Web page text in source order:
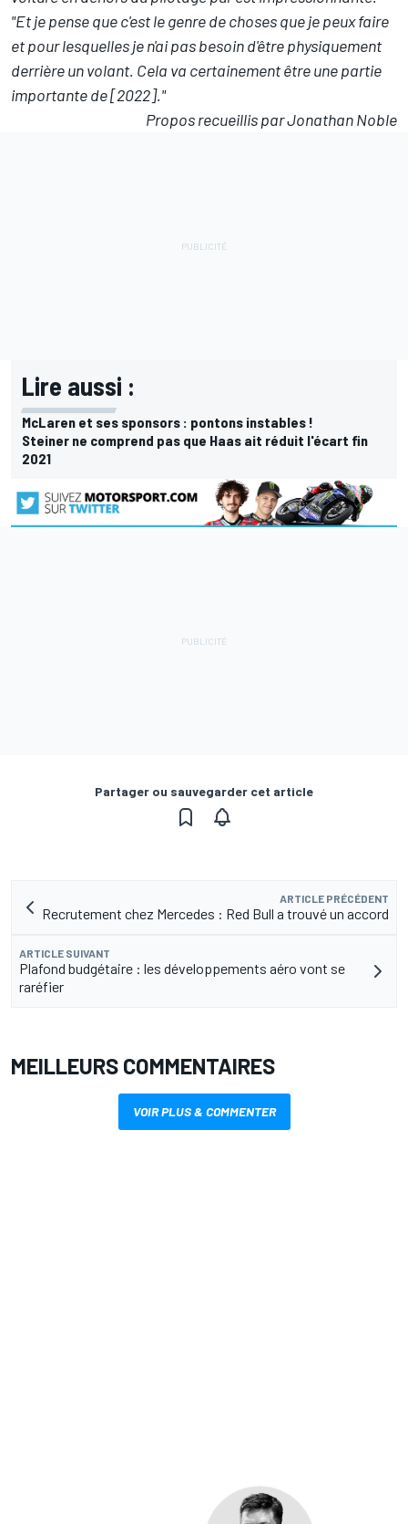
"Et je pense que c'est le genre de choses que je peux faire
et pour lesquelles je n'ai pas besoin d'être physiquement
derrière un volant. Cela va certainement être une partie
importante de [2022]."
Propos recueillis par Jonathan Noble
Lire aussi :
McLaren et ses sponsors : pontons instables !
Steiner ne comprend pas que Haas ait réduit l'écart fin
2021
Partager ou sauvegarder cet article
ARTICLE PRÉCÉDENT
Recrutement chez Mercedes : Red Bull a trouvé un accord
ARTICLE SUIVANT
Plafond budgétaire : les développements aéro vont se
raréfier
MEILLEURS COMMENTAIRES
VOIR PLUS & COMMENTER